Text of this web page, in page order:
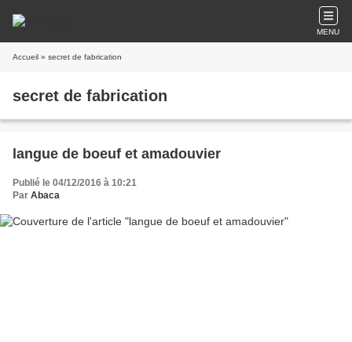
MENU
Accueil » secret de fabrication
secret de fabrication
langue de boeuf et amadouvier
Publié le 04/12/2016 à 10:21
Par Abaca